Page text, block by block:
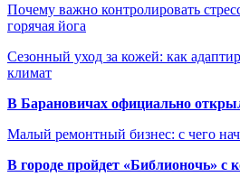
Почему важно контролировать
горячая йога
Сезонный уход за кожей: как
климат
В Барановичах официально
Малый ремонтный бизнес: с чего
В городе пройдет «Библионочь» с